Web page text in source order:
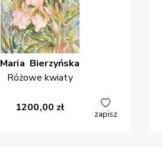
Maria Bierzyńska
Różowe kwiaty
1200,00 zł
zapisz